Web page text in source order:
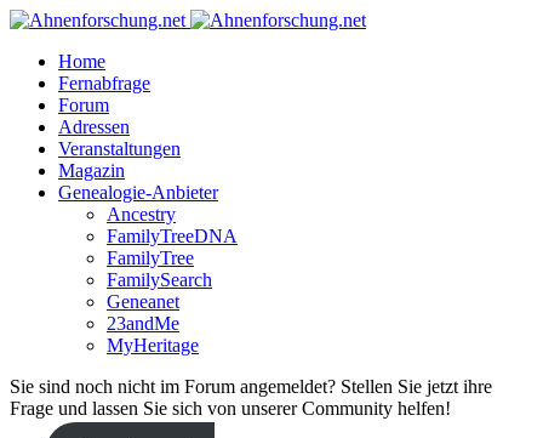
Home
Fernabfrage
Forum
Adressen
Veranstaltungen
Magazin
Genealogie-Anbieter
Ancestry
FamilyTreeDNA
FamilyTree
FamilySearch
Geneanet
23andMe
MyHeritage
Sie sind noch nicht im Forum angemeldet? Stellen Sie jetzt ihre
Frage und lassen Sie sich von unserer Community helfen!